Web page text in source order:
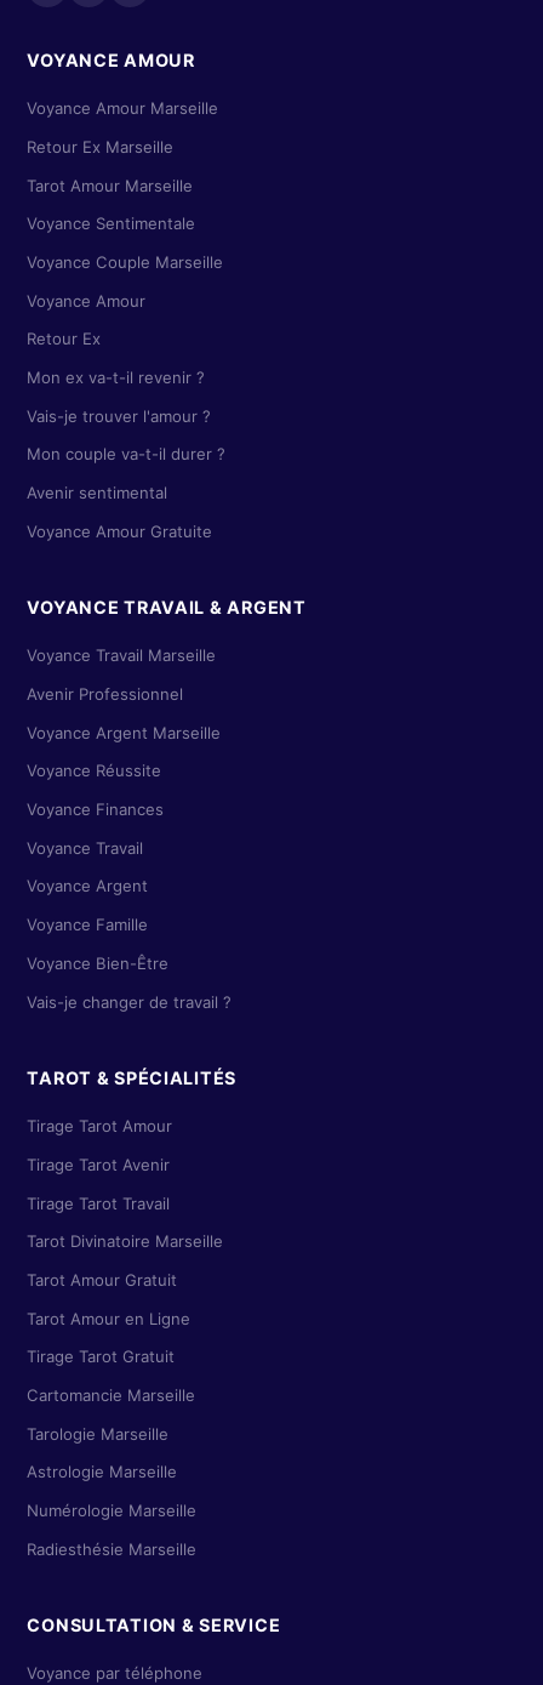
VOYANCE AMOUR
Voyance Amour Marseille
Retour Ex Marseille
Tarot Amour Marseille
Voyance Sentimentale
Voyance Couple Marseille
Voyance Amour
Retour Ex
Mon ex va-t-il revenir ?
Vais-je trouver l'amour ?
Mon couple va-t-il durer ?
Avenir sentimental
Voyance Amour Gratuite
VOYANCE TRAVAIL & ARGENT
Voyance Travail Marseille
Avenir Professionnel
Voyance Argent Marseille
Voyance Réussite
Voyance Finances
Voyance Travail
Voyance Argent
Voyance Famille
Voyance Bien-Être
Vais-je changer de travail ?
TAROT & SPÉCIALITÉS
Tirage Tarot Amour
Tirage Tarot Avenir
Tirage Tarot Travail
Tarot Divinatoire Marseille
Tarot Amour Gratuit
Tarot Amour en Ligne
Tirage Tarot Gratuit
Cartomancie Marseille
Tarologie Marseille
Astrologie Marseille
Numérologie Marseille
Radiesthésie Marseille
CONSULTATION & SERVICE
Voyance par téléphone